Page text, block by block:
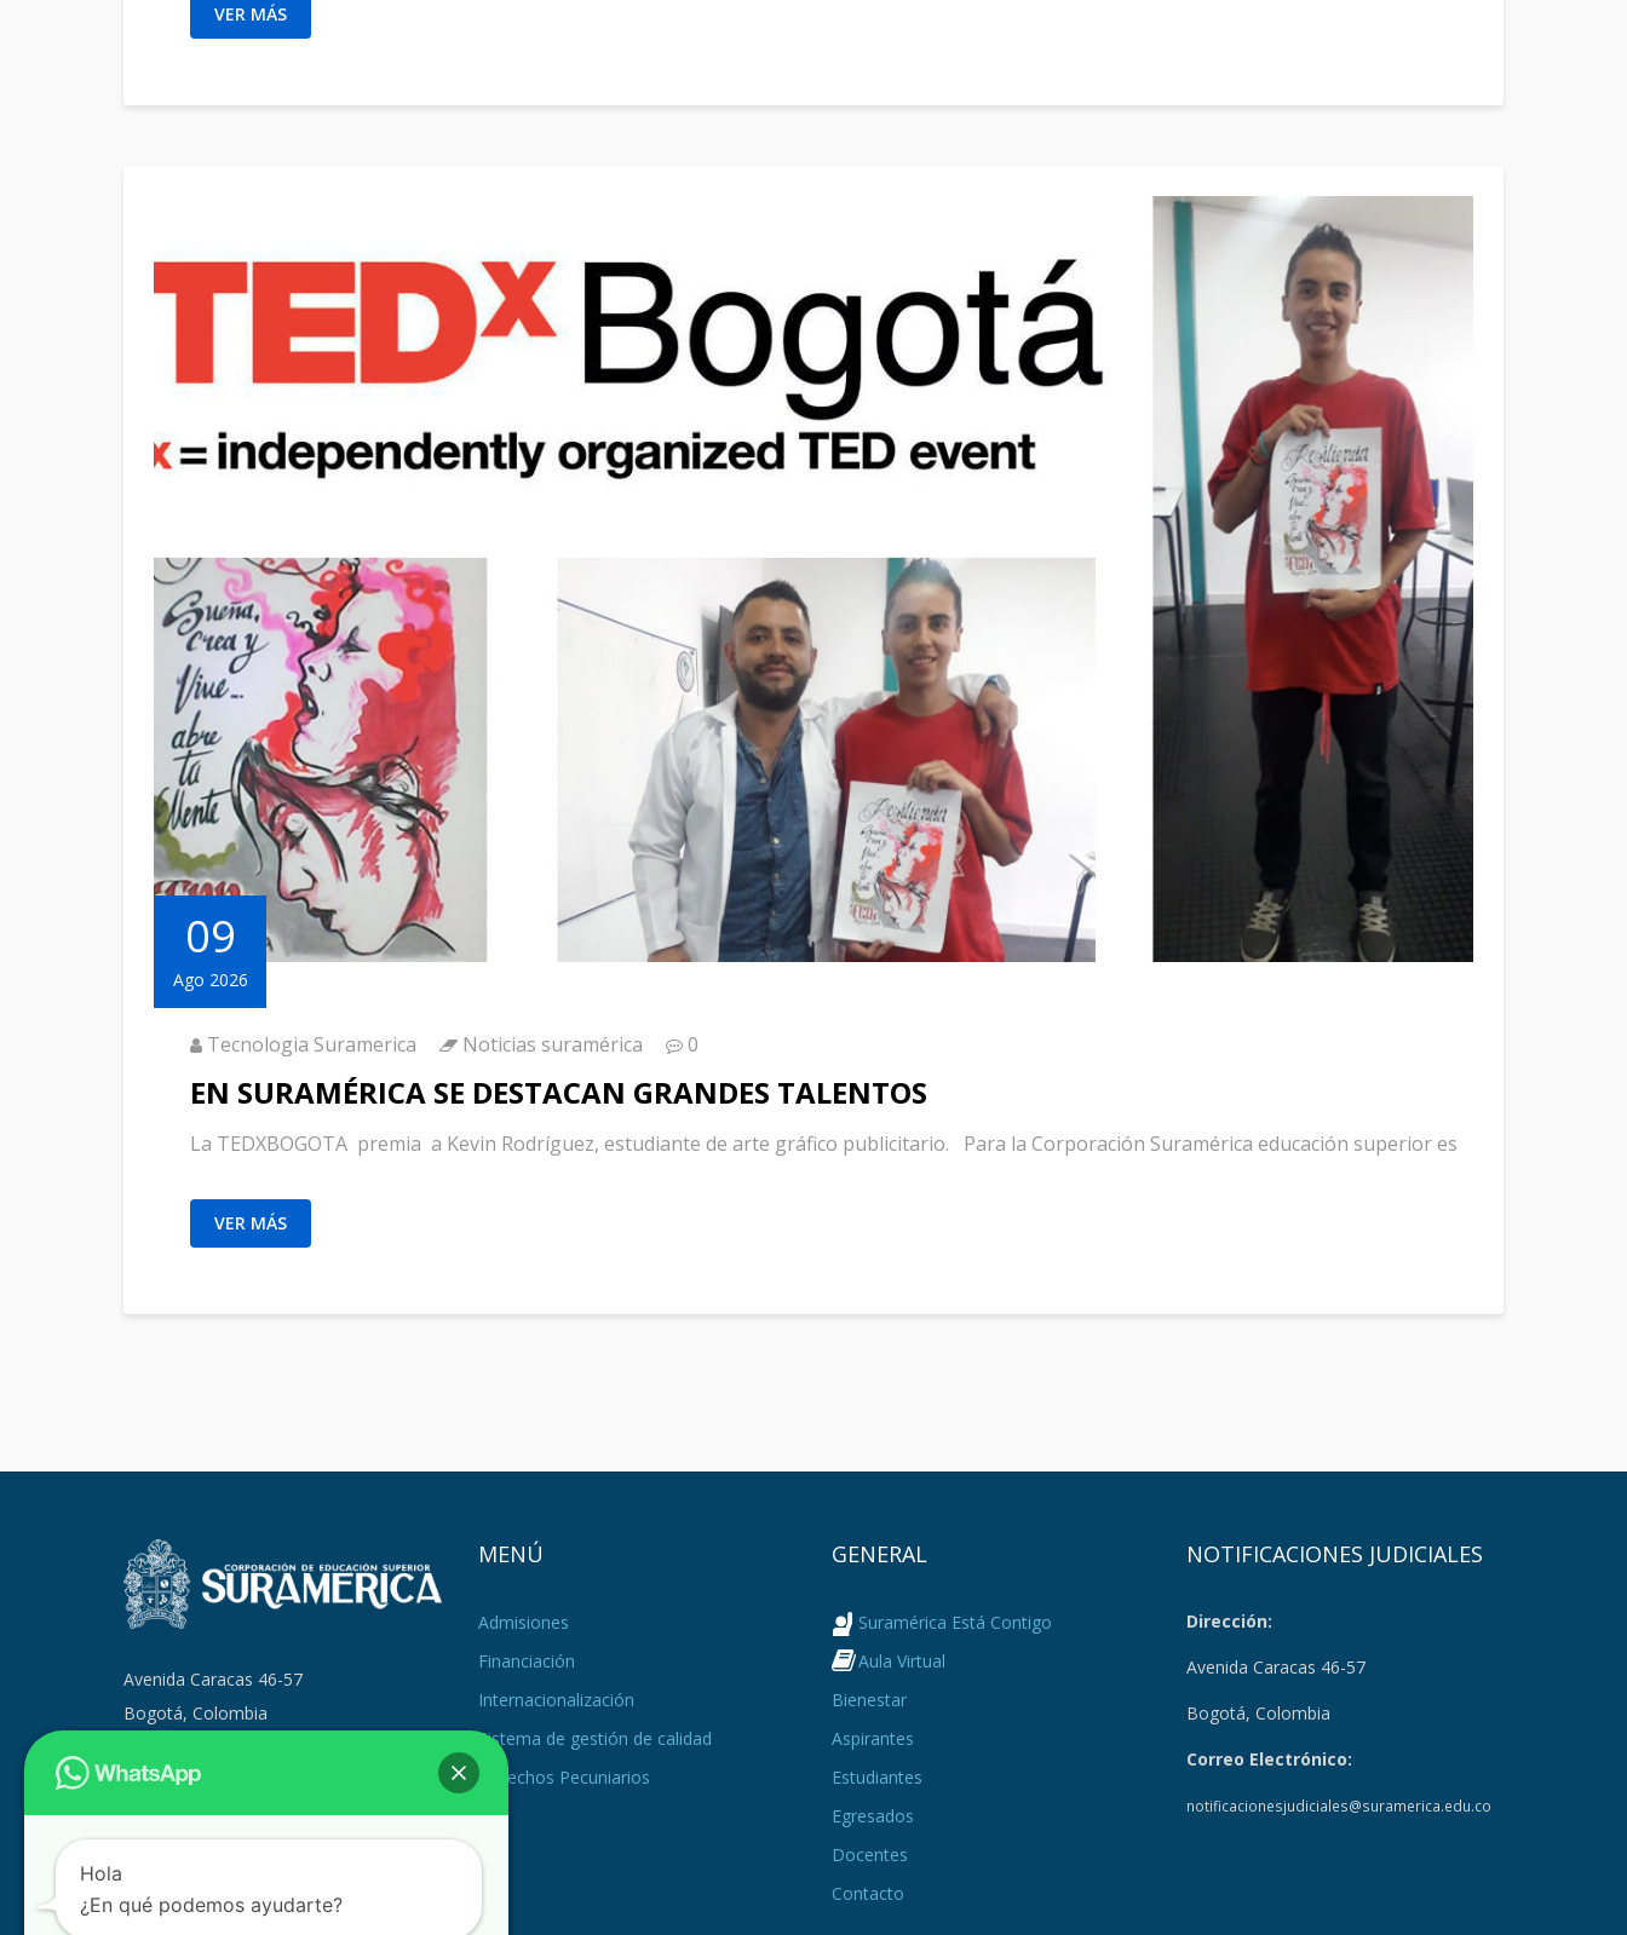
VER MÁS
09
Ago 2026
Tecnologia Suramerica Noticias suramérica 0
EN SURAMÉRICA SE DESTACAN GRANDES TALENTOS
La TEDXBOGOTA premia a Kevin Rodríguez, estudiante de arte gráfico publicitario. Para la Corporación Suramérica educación superior es
VER MÁS
Avenida Caracas 46-57
Bogotá, Colombia
+57 314 293 9217
admisiones@suramerica.edu.co
MENÚ
Admisiones
Financiación
Internacionalización
Sistema de gestión de calidad
Derechos Pecuniarios
GENERAL
Suramérica Está Contigo
Aula Virtual
Bienestar
Aspirantes
Estudiantes
Egresados
Docentes
Contacto
NOTIFICACIONES JUDICIALES
Dirección:
Avenida Caracas 46-57
Bogotá, Colombia
Correo Electrónico:
notificacionesjudiciales@suramerica.edu.co
Hola
¿En qué podemos ayudarte?